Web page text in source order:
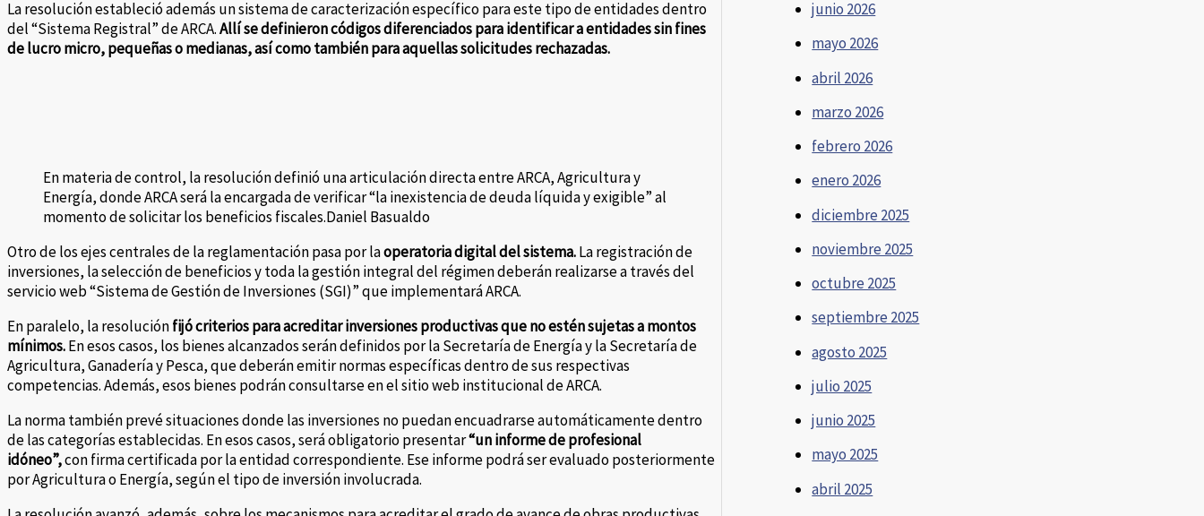
La resolución estableció además un sistema de caracterización específico para este tipo de entidades dentro
del “Sistema Registral” de ARCA.Allí se definieron códigos diferenciados para identificar a entidades sin fines
de lucro micro, pequeñas o medianas, así como también para aquellas solicitudes rechazadas.
En materia de control, la resolución definió una articulación directa entre ARCA, Agricultura y
Energía, donde ARCA será la encargada de verificar “la inexistencia de deuda líquida y exigible” al
momento de solicitar los beneficios fiscales.Daniel Basualdo
Otro de los ejes centrales de la reglamentación pasa por laoperatoria digital del sistema.La registración de
inversiones, la selección de beneficios y toda la gestión integral del régimen deberán realizarse a través del
servicio web “Sistema de Gestión de Inversiones (SGI)” que implementará ARCA.
En paralelo, la resoluciónfijó criterios para acreditar inversiones productivas que no estén sujetas a montos
mínimos.En esos casos, los bienes alcanzados serán definidos por la Secretaría de Energía y la Secretaría de
Agricultura, Ganadería y Pesca, que deberán emitir normas específicas dentro de sus respectivas
competencias. Además, esos bienes podrán consultarse en el sitio web institucional de ARCA.
La norma también prevé situaciones donde las inversiones no puedan encuadrarse automáticamente dentro
de las categorías establecidas. En esos casos, será obligatorio presentar“un informe de profesional
idóneo”,con firma certificada por la entidad correspondiente. Ese informe podrá ser evaluado posteriormente
por Agricultura o Energía, según el tipo de inversión involucrada.
junio 2026
mayo 2026
abril 2026
marzo 2026
febrero 2026
enero 2026
diciembre 2025
noviembre 2025
octubre 2025
septiembre 2025
agosto 2025
julio 2025
junio 2025
mayo 2025
abril 2025